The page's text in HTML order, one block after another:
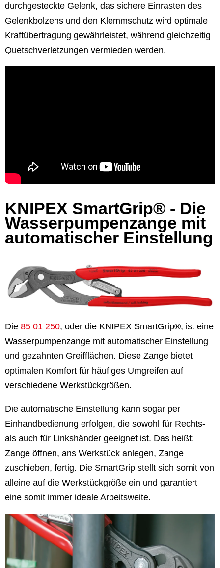
durchgesteckte Gelenk, das sichere Einrasten des
Gelenkbolzens und den Klemmschutz wird optimale
Kraftübertragung gewährleistet, während gleichzeitig
Quetschverletzungen vermieden werden.
KNIPEX SmartGrip® - Die
Wasserpumpenzange mit
automatischer Einstellung
Die 85 01 250, oder die KNIPEX SmartGrip®, ist eine
Wasserpumpenzange mit automatischer Einstellung
und gezahnten Greifflächen. Diese Zange bietet
optimalen Komfort für häufiges Umgreifen auf
verschiedene Werkstückgrößen.
Die automatische Einstellung kann sogar per
Einhandbedienung erfolgen, die sowohl für Rechts-
als auch für Linkshänder geeignet ist. Das heißt:
Zange öffnen, ans Werkstück anlegen, Zange
zuschieben, fertig. Die SmartGrip stellt sich somit von
alleine auf die Werkstückgröße ein und garantiert
eine somit immer ideale Arbeitsweite.